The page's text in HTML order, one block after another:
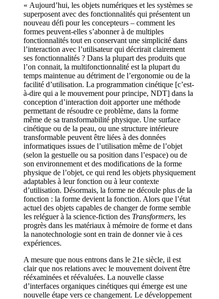
« Aujourd’hui, les objets numériques et les systèmes se
superposent avec des fonctionnalités qui présentent un
nouveau défi pour les concepteurs – comment les
formes peuvent-elles s’abonner à de multiples
fonctionnalités tout en conservant une simplicité dans
l’interaction avec l’utilisateur qui décrirait clairement
ses fonctionnalités ? Dans la plupart des produits que
l’on connait, la multifonctionnalité est la plupart du
temps maintenue au détriment de l’ergonomie ou de la
facilité d’utilisation. La programmation cinétique [c’est-
à-dire qui a le mouvement pour principe, NDT] dans la
conception d’interaction doit apporter une méthode
permettant de résoudre ce problème, dans la forme
même de sa transformabilité physique. Une surface
cinétique ou de la peau, ou une structure intérieure
transformable peuvent être liées à des données
informatiques issues de l’utilisation même de l’objet
(selon la gestuelle ou sa position dans l’espace) ou de
son environnement et des modifications de la forme
physique de l’objet, ce qui rend les objets physiquement
adaptables à leur fonction ou à leur contexte
d’utilisation. Désormais, la forme ne découle plus de la
fonction : la forme devient la fonction. Alors que l’état
actuel des objets capables de changer de forme semble
les reléguer à la science-fiction des Transformers, les
progrès dans les matériaux à mémoire de forme et dans
la nanotechnologie sont en train de donner vie à ces
expériences.
A mesure que nous entrons dans le 21e siècle, il est
clair que nos relations avec le mouvement doivent être
rééxaminées et réévaluées. La nouvelle classe
d’interfaces organiques cinétiques qui émerge est une
nouvelle étape vers ce changement. Le développement